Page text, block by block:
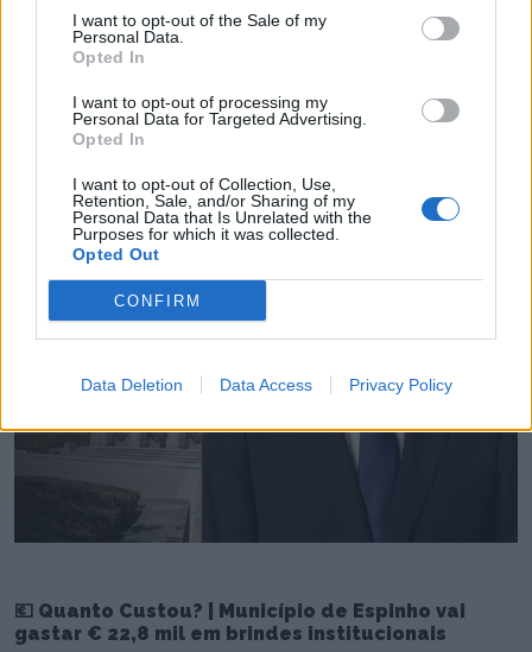
I want to opt-out of the Sale of my
Personal Data.
Opted In
I want to opt-out of processing my
Personal Data for Targeted Advertising.
Opted In
I want to opt-out of Collection, Use,
Retention, Sale, and/or Sharing of my
Personal Data that Is Unrelated with the
Purposes for which it was collected.
Opted Out
CONFIRM
Data Deletion Data Access Privacy Policy
Jogo rende € 2,5 milhões de euros à Câmara de
7/08/2026
💶 Quanto Custou? | Município de Espinho vai
gastar € 22,8 mil em brindes institucionais